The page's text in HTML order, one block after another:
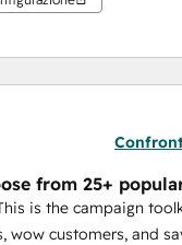
from 25+
is the campaign
wow customers, and